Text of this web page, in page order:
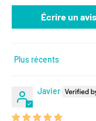
Écrire un avis
Sort by
Javier